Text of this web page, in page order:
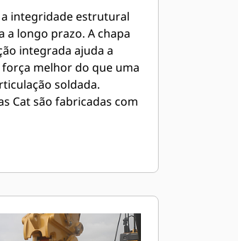
integridade estrutural
a longo prazo. A chapa
integrada ajuda a
melhor do que uma
soldada.
Cat são fabricadas com
em
de Penetração no
Ground Engaging Tools)